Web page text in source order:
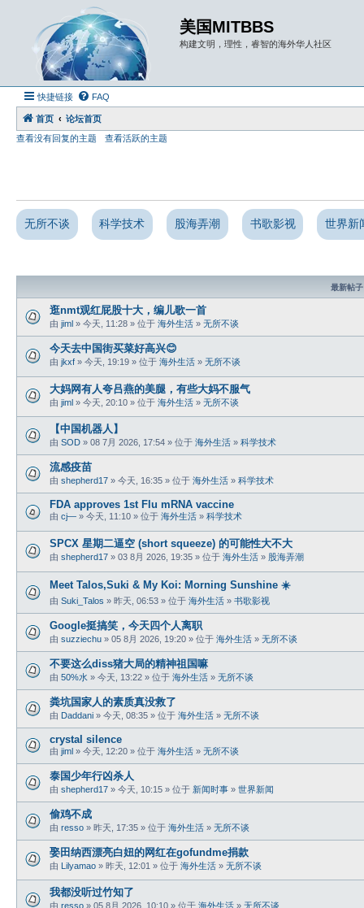
美国MITBBS
构建文明，理性，睿智的海外华人社区
快捷链接 FAQ
首页
论坛首页
查看没有回复的主题
查看活跃的主题
无所不谈 科学技术 股海弄潮 书歌影视 世界新
最新帖子
逛nmt观红屁股十大，编儿歌一首
由 jiml » 今天, 11:28 » 位于 海外生活 » 无所不谈
今天去中国街买菜好高兴😊
由 jkxf » 今天, 19:19 » 位于 海外生活 » 无所不谈
大妈网有人夸吕燕的美腿，有些大妈不服气
由 jiml » 今天, 20:10 » 位于 海外生活 » 无所不谈
【中国机器人】
由 SOD » 08 7月 2026, 17:54 » 位于 海外生活 » 科学技术
流感疫苗
由 shepherd17 » 今天, 16:35 » 位于 海外生活 » 科学技术
FDA approves 1st Flu mRNA vaccine
由 cj— » 今天, 11:10 » 位于 海外生活 » 科学技术
SPCX 星期二逼空 (short squeeze) 的可能性大不大
由 shepherd17 » 03 8月 2026, 19:35 » 位于 海外生活 » 股海弄潮
Meet Talos,Suki & My Koi: Morning Sunshine ☀️
由 Suki_Talos » 昨天, 06:53 » 位于 海外生活 » 书歌影视
Google挺搞笑，今天四个人离职
由 suzziechu » 05 8月 2026, 19:20 » 位于 海外生活 » 无所不谈
不要这么diss猪大局的精神祖国嘛
由 50%水 » 今天, 13:22 » 位于 海外生活 » 无所不谈
粪坑国家人的素质真没救了
由 Daddani » 今天, 08:35 » 位于 海外生活 » 无所不谈
crystal silence
由 jiml » 今天, 12:20 » 位于 海外生活 » 无所不谈
泰国少年行凶杀人
由 shepherd17 » 今天, 10:15 » 位于 新闻时事 » 世界新闻
偷鸡不成
由 resso » 昨天, 17:35 » 位于 海外生活 » 无所不谈
娶田纳西漂亮白妞的网红在gofundme捐款
由 Lilyamao » 昨天, 12:01 » 位于 海外生活 » 无所不谈
我都没听过竹知了
由 resso » 05 8月 2026, 10:10 » 位于 海外生活 » 无所不谈